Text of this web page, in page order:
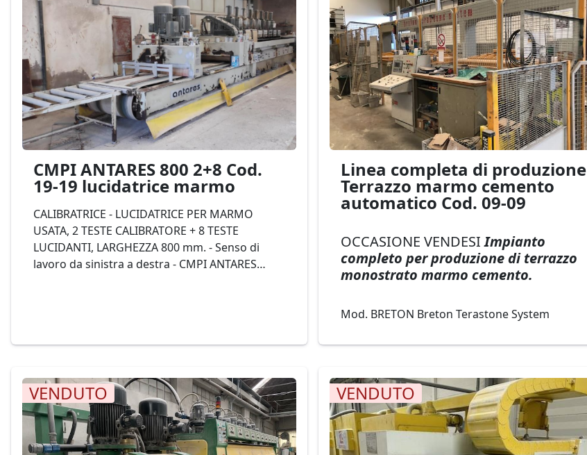
lucidanti. Mod. SIMEC Mod. LM92 1000/18 Cod.
27-23
CMPI ANTARES 800 2+8 Cod.
19-19 lucidatrice marmo
CALIBRATRICE - LUCIDATRICE PER MARMO
USATA, 2 TESTE CALIBRATORE + 8 TESTE
LUCIDANTI, LARGHEZZA 800 mm. - Senso di
lavoro da sinistra a destra - CMPI ANTARES
Linea completa di produzione
Terrazzo marmo cemento
automatico Cod. 09-09
OCCASIONE VENDESIImpianto
completo per produzione di terrazzo
monostrato marmo cemento.
Mod. BRETON Breton Terastone System
VENDUTO VENDUTO